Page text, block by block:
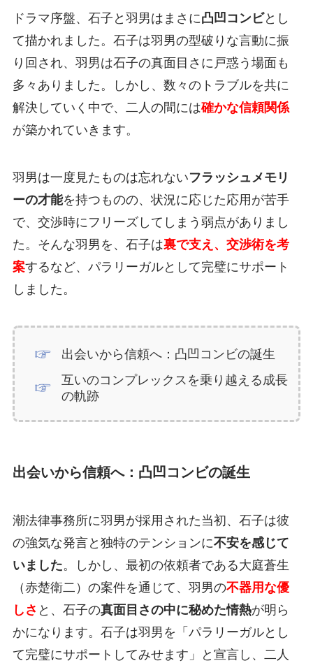
ドラマ序盤、石子と羽男はまさに凸凹コンビとし
て描かれました。石子は羽男の型破りな言動に振
り回され、羽男は石子の真面目さに戸惑う場面も
多々ありました。しかし、数々のトラブルを共に
解決していく中で、二人の間には確かな信頼関係
が築かれていきます。
羽男は一度見たものは忘れないフラッシュメモリ
ーの才能を持つものの、状況に応じた応用が苦手
で、交渉時にフリーズしてしまう弱点がありまし
た。そんな羽男を、石子は裏で支え、交渉術を考
案するなど、パラリーガルとして完璧にサポート
しました。
出会いから信頼へ：凸凹コンビの誕生
互いのコンプレックスを乗り越える成長
の軌跡
出会いから信頼へ：凸凹コンビの誕生
潮法律事務所に羽男が採用された当初、石子は彼
の強気な発言と独特のテンションに不安を感じて
いました。しかし、最初の依頼者である大庭蒼生
（赤楚衛二）の案件を通じて、羽男の不器用な優
しさ と、石子の真面目さの中に秘めた情熱が明ら
かになります。石子は羽男を「パラリーガルとし
て完璧にサポートしてみせます」と宣言し、二人